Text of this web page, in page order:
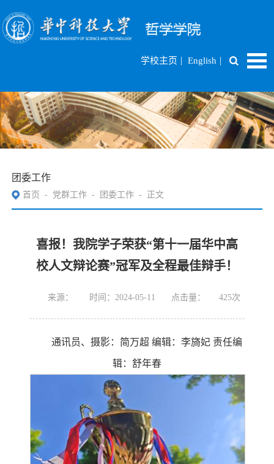
学校主页 | English |
团委工作
首页 - 党群工作 - 团委工作 - 正文
喜报！我院学子荣获“第十一届华中高
校人文辩论赛”冠军及全程最佳辩手！
来源： 时间：2024-05-11 点击量： 425次
通讯员、摄影：简万超 编辑：李旖妃 责任编
辑：舒年春